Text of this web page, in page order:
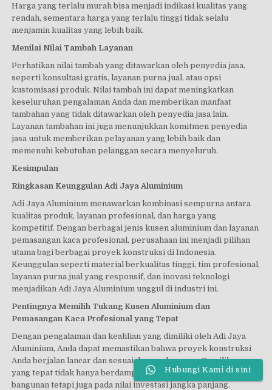
Harga yang terlalu murah bisa menjadi indikasi kualitas yang
rendah, sementara harga yang terlalu tinggi tidak selalu
menjamin kualitas yang lebih baik.
Menilai Nilai Tambah Layanan
Perhatikan nilai tambah yang ditawarkan oleh penyedia jasa,
seperti konsultasi gratis, layanan purna jual, atau opsi
kustomisasi produk. Nilai tambah ini dapat meningkatkan
keseluruhan pengalaman Anda dan memberikan manfaat
tambahan yang tidak ditawarkan oleh penyedia jasa lain.
Layanan tambahan ini juga menunjukkan komitmen penyedia
jasa untuk memberikan pelayanan yang lebih baik dan
memenuhi kebutuhan pelanggan secara menyeluruh.
Kesimpulan
Ringkasan Keunggulan Adi Jaya Aluminium
Adi Jaya Aluminium menawarkan kombinasi sempurna antara
kualitas produk, layanan profesional, dan harga yang
kompetitif. Dengan berbagai jenis kusen aluminium dan layanan
pemasangan kaca profesional, perusahaan ini menjadi pilihan
utama bagi berbagai proyek konstruksi di Indonesia.
Keunggulan seperti material berkualitas tinggi, tim profesional,
layanan purna jual yang responsif, dan inovasi teknologi
menjadikan Adi Jaya Aluminium unggul di industri ini.
Pentingnya Memilih Tukang Kusen Aluminium dan
Pemasangan Kaca Profesional yang Tepat
Dengan pengalaman dan keahlian yang dimiliki oleh Adi Jaya
Aluminium, Anda dapat memastikan bahwa proyek konstruksi
Anda berjalan lancar dan sesuai dengan harapan. Pemilihan
yang tepat tidak hanya berdampak pada estetika dan fungsi
bangunan tetapi juga pada nilai investasi jangka panjang.
Hubungi Kami di sini